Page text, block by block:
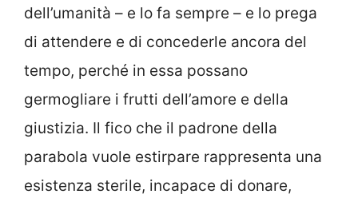
dell’umanità – e lo fa sempre – e lo prega
di attendere e di concederle ancora del
tempo, perché in essa possano
germogliare i frutti dell’amore e della
giustizia. Il fico che il padrone della
parabola vuole estirpare rappresenta una
esistenza sterile, incapace di donare,